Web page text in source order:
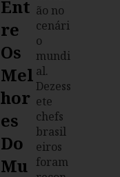
Ent
Re
Os
Mel
Hor
Es
Do
Mu
ão no
cenári
o
mundi
al.
Dezess
ete
chefs
brasil
eiros
foram